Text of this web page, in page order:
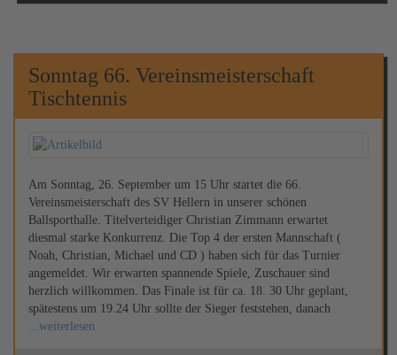
Sonntag 66. Vereinsmeisterschaft
Tischtennis
Am Sonntag, 26. September um 15 Uhr startet die 66.
Vereinsmeisterschaft des SV Hellern in unserer schönen
Ballsporthalle. Titelverteidiger Christian Zimmann erwartet
diesmal starke Konkurrenz. Die Top 4 der ersten Mannschaft (
Noah, Christian, Michael und CD ) haben sich für das Turnier
angemeldet. Wir erwarten spannende Spiele, Zuschauer sind
herzlich willkommen. Das Finale ist für ca. 18. 30 Uhr geplant,
spätestens um 19.24 Uhr sollte der Sieger feststehen, danach
...weiterlesen